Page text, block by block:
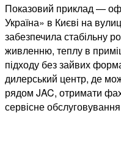
Показовий приклад —
Україна» в Києві на
забезпечила стабільну
живленню, теплу в
підходу без зайвих
дилерський центр, де
рядом JAC, отримати
сервісне